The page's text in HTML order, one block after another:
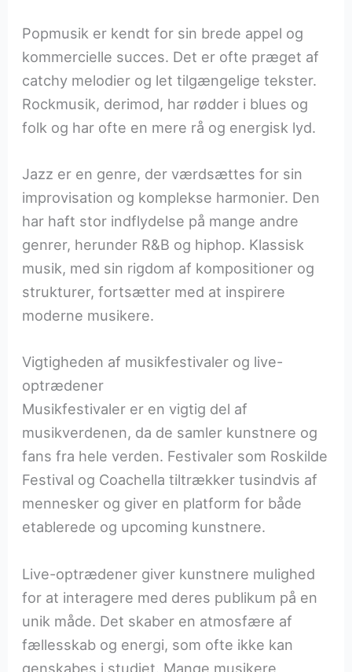
Popmusik er kendt for sin brede appel og
kommercielle succes. Det er ofte præget af
catchy melodier og let tilgængelige tekster.
Rockmusik, derimod, har rødder i blues og
folk og har ofte en mere rå og energisk lyd.
Jazz er en genre, der værdsættes for sin
improvisation og komplekse harmonier. Den
har haft stor indflydelse på mange andre
genrer, herunder R&B og hiphop. Klassisk
musik, med sin rigdom af kompositioner og
strukturer, fortsætter med at inspirere
moderne musikere.
Vigtigheden af musikfestivaler og live-
optrædener
Musikfestivaler er en vigtig del af
musikverdenen, da de samler kunstnere og
fans fra hele verden. Festivaler som Roskilde
Festival og Coachella tiltrækker tusindvis af
mennesker og giver en platform for både
etablerede og upcoming kunstnere.
Live-optrædener giver kunstnere mulighed
for at interagere med deres publikum på en
unik måde. Det skaber en atmosfære af
fællesskab og energi, som ofte ikke kan
genskabes i studiet. Mange musikere